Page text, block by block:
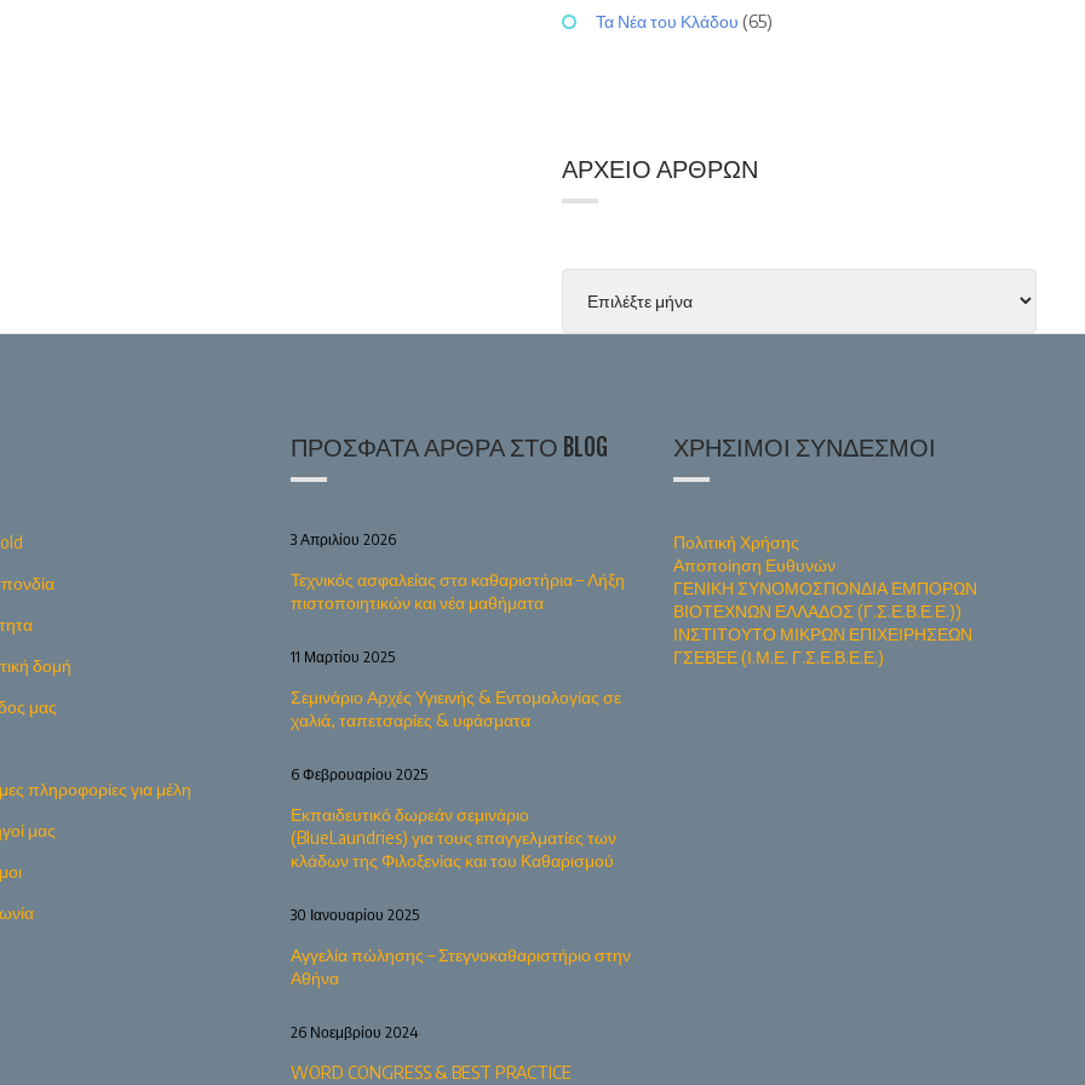
Τα Νέα του Κλάδου (65)
ΑΡΧΕΊΟ ΆΡΘΡΩΝ
δομή
μας
πληροφορίες για μέλη
μας
ΠΡΌΣΦΑΤΑ ΆΡΘΡΑ ΣΤΟ BLOG
Τεχνικός ασφαλείας στα καθαριστήρια – Λήξη
πιστοποιητικών και νέα μαθήματα
3 Απριλίου 2026
Σεμινάριο Αρχές Υγιεινής & Εντομολογίας σε
χαλιά, ταπετσαρίες & υφάσματα
11 Μαρτίου 2025
Εκπαιδευτικό δωρεάν σεμινάριο
(BlueLaundries) για τους επαγγελματίες των
κλάδων της Φιλοξενίας και του Καθαρισμού
6 Φεβρουαρίου 2025
Αγγελία πώλησης – Στεγνοκαθαριστήριο στην
Αθήνα
30 Ιανουαρίου 2025
WORD CONGRESS & BEST PRACTICE
26 Νοεμβρίου 2024
ΧΡΉΣΙΜΟΙ ΣΎΝΔΕΣΜΟΙ
Πολιτική Χρήσης
Αποποίηση Ευθυνών
ΓΕΝΙΚΗ ΣΥΝΟΜΟΣΠΟΝΔΙΑ ΕΜΠΟΡΩΝ
ΒΙΟΤΕΧΝΩΝ ΕΛΛΑΔΟΣ (Γ.Σ.Ε.Β.Ε.Ε.))
ΙΝΣΤΙΤΟΥΤΟ ΜΙΚΡΩΝ ΕΠΙΧΕΙΡΗΣΕΩΝ
ΓΣΕΒΕΕ (Ι.Μ.Ε. Γ.Σ.Ε.Β.Ε.Ε.)